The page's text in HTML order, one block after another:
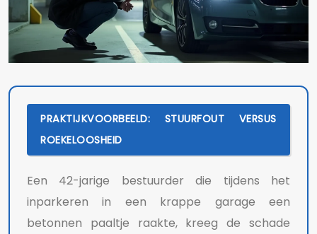
PRAKTIJKVOORBEELD: STUURFOUT VERSUS
ROEKELOOSHEID
Een 42-jarige bestuurder die tijdens het
inparkeren in een krappe garage een
betonnen paaltje raakte, kreeg de schade